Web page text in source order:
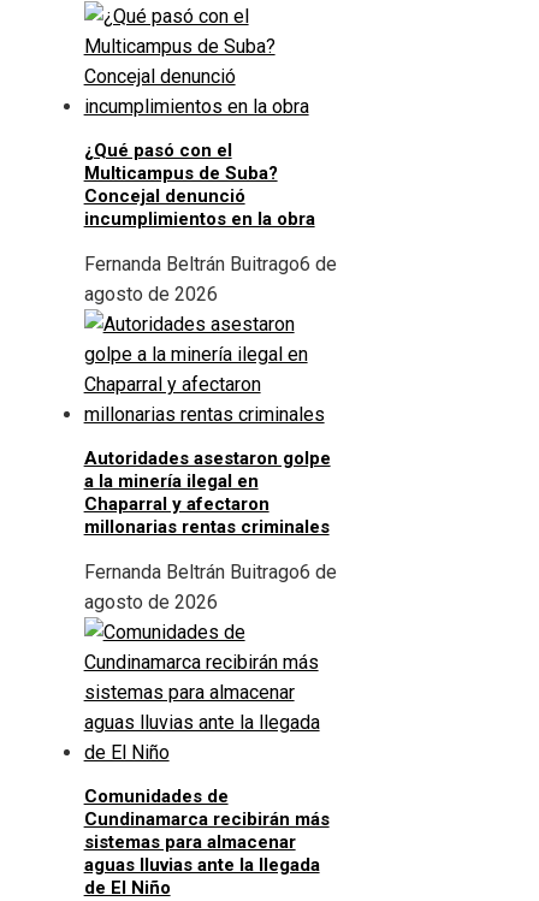
¿Qué pasó con el
Multicampus de Suba?
Concejal denunció
incumplimientos en la obra
Fernanda Beltrán Buitrago6 de
agosto de 2026
Autoridades asestaron golpe
a la minería ilegal en
Chaparral y afectaron
millonarias rentas criminales
Fernanda Beltrán Buitrago6 de
agosto de 2026
Comunidades de
Cundinamarca recibirán más
sistemas para almacenar
aguas lluvias ante la llegada
de El Niño